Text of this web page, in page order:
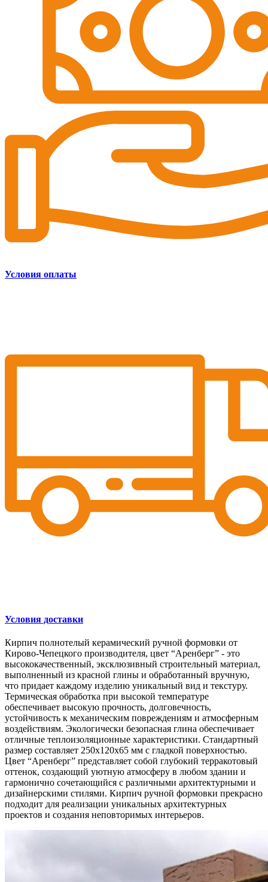
Условия оплаты
Условия доставки
Кирпич полнотелый керамический ручной формовки от
Кирово-Чепецкого производителя, цвет “Аренберг” - это
высококачественный, эксклюзивный строительный материал,
выполненный из красной глины и обработанный вручную,
что придает каждому изделию уникальный вид и текстуру.
Термическая обработка при высокой температуре
обеспечивает высокую прочность, долговечность,
устойчивость к механическим повреждениям и атмосферным
воздействиям. Экологически безопасная глина обеспечивает
отличные теплоизоляционные характеристики. Стандартный
размер составляет 250x120x65 мм с гладкой поверхностью.
Цвет “Аренберг” представляет собой глубокий терракотовый
оттенок, создающий уютную атмосферу в любом здании и
гармонично сочетающийся с различными архитектурными и
дизайнерскими стилями. Кирпич ручной формовки прекрасно
подходит для реализации уникальных архитектурных
проектов и создания неповторимых интерьеров.